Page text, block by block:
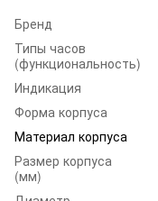
Бренд
Типы часов
(функциональность)
Индикация
Форма корпуса
Материал корпуса
Размер корпуса
(мм)